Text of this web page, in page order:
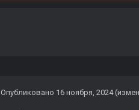
Опубликовано 16 ноября, 2024